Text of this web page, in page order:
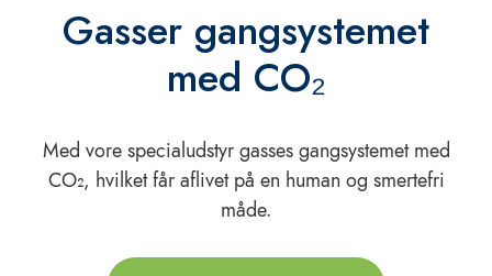
Gasser gangsystemet
med CO₂
Med vore specialudstyr gasses gangsystemet med
CO₂, hvilket får aflivet på en human og smertefri
måde.